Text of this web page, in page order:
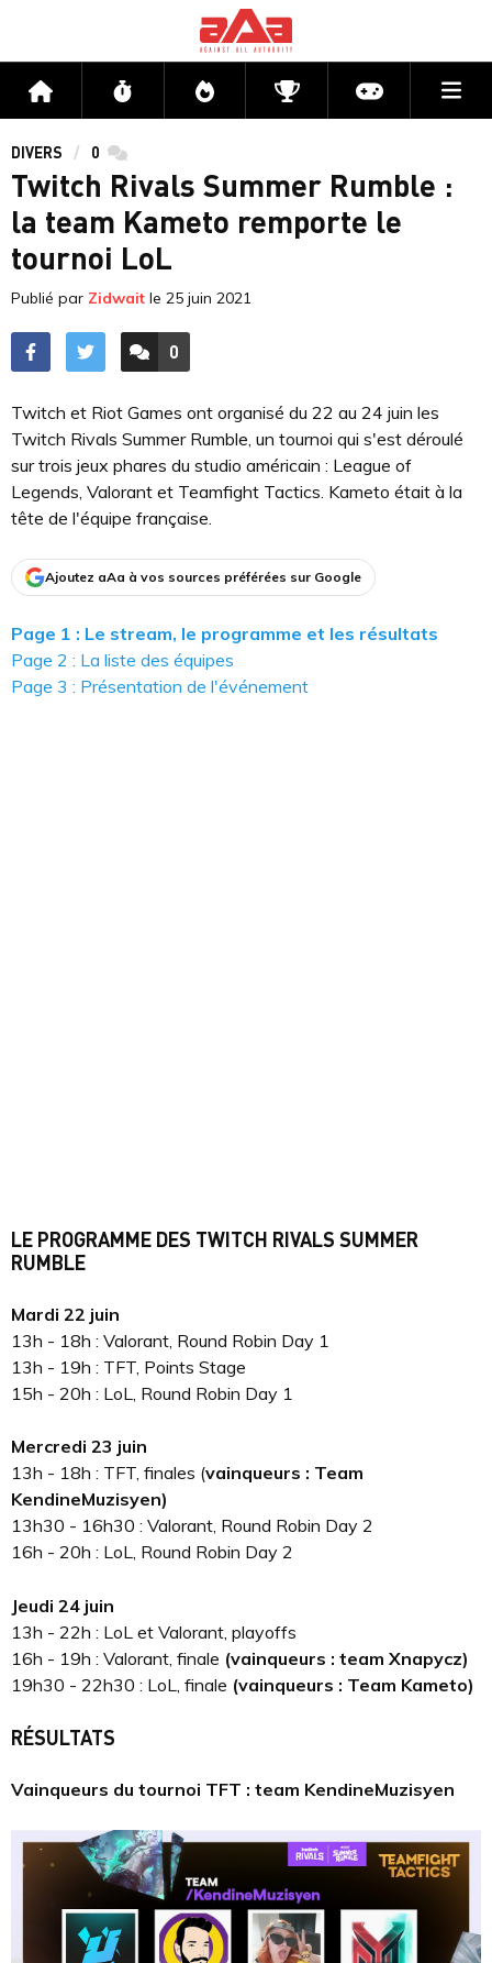
Accueil Flux Directs CompétitionsActu jeux
DIVERS 0 commentaires
Twitch Rivals Summer Rumble :
la team Kameto remporte le
tournoi LoL
Publié par Zidwait le 25 juin 2021
ACCÉDER AUX
0
COMMENTAIRES
Twitch et Riot Games ont organisé du 22 au 24 juin les
Twitch Rivals Summer Rumble, un tournoi qui s'est déroulé
sur trois jeux phares du studio américain : League of
Legends, Valorant et Teamfight Tactics. Kameto était à la
tête de l'équipe française.
Ajoutez aAa à vos sources préférées sur Google
Page 1 : Le stream, le programme et les résultats
Page 2 : La liste des équipes
Page 3 : Présentation de l'événement
LE PROGRAMME DES TWITCH RIVALS SUMMER
RUMBLE
Mardi 22 juin
13h - 18h : Valorant, Round Robin Day 1
13h - 19h : TFT, Points Stage
15h - 20h : LoL, Round Robin Day 1
Mercredi 23 juin
13h - 18h : TFT, finales (vainqueurs : Team
KendineMuzisyen)
13h30 - 16h30 : Valorant, Round Robin Day 2
16h - 20h : LoL, Round Robin Day 2
Jeudi 24 juin
13h - 22h : LoL et Valorant, playoffs
16h - 19h : Valorant, finale (vainqueurs : team Xnapycz)
19h30 - 22h30 : LoL, finale (vainqueurs : Team Kameto)
RÉSULTATS
Vainqueurs du tournoi TFT : team KendineMuzisyen